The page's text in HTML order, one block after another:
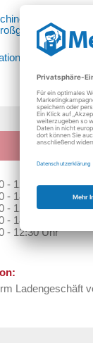
und
- 12:30 Uhr
- 18:00 Uhr
- 12:30 Uhr
- 18:00 Uhr
- 12:30 Uhr
Ladengeschäft